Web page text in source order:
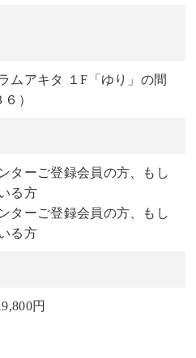
ムアキタ １F「ゆり」の間
）
ターご登録会員の方、もし
る方
ターご登録会員の方、もし
る方
円